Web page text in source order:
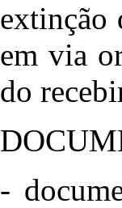
extinção
em via
do
-